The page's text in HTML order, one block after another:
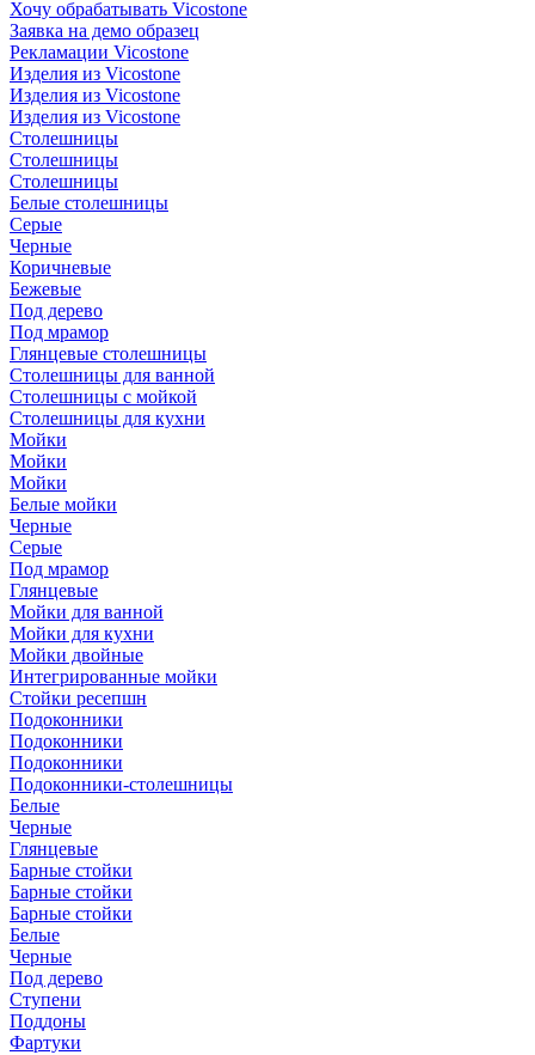
Хочу обрабатывать Vicostone
Заявка на демо образец
Рекламации Vicostone
Изделия из Vicostone
Изделия из Vicostone
Изделия из Vicostone
Столешницы
Столешницы
Столешницы
Белые столешницы
Серые
Черные
Коричневые
Бежевые
Под дерево
Под мрамор
Глянцевые столешницы
Столешницы для ванной
Столешницы с мойкой
Столешницы для кухни
Мойки
Мойки
Мойки
Белые мойки
Черные
Серые
Под мрамор
Глянцевые
Мойки для ванной
Мойки для кухни
Мойки двойные
Интегрированные мойки
Стойки ресепшн
Подоконники
Подоконники
Подоконники
Подоконники-столешницы
Белые
Черные
Глянцевые
Барные стойки
Барные стойки
Барные стойки
Белые
Черные
Под дерево
Ступени
Поддоны
Фартуки